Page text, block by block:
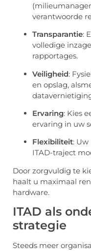
verantwoorde
Transparantie:
volledige
rapportages.
Veiligheid:
en opslag,
Ervaring: Kies
ervaring in uw
Flexibiliteit:
ITAD-traject
Door zorgvuldig te
haalt u maximaal
hardware.
ITAD als
strategie
Steeds meer